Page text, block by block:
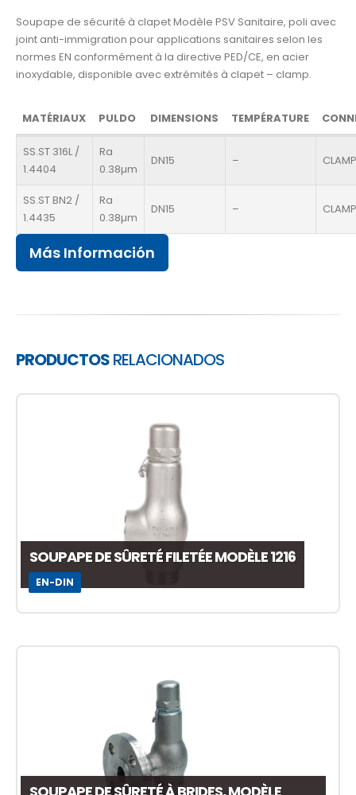
Soupape de sécurité à clapet Modèle PSV Sanitaire, poli avec
joint anti-immigration pour applications sanitaires selon les
normes EN conformément à la directive PED/CE, en acier
inoxydable, disponible avec extrémités à clapet – clamp.
MATÉRIAUX PULDO DIMENSIONS TEMPÉRATURE
SS.ST 316L /
1.4404
Ra
0.38µm
DN15 –
SS.ST BN2 /
1.4435
Ra
0.38µm
DN15 –
Más Información
PRODUCTOSRELACIONADOS
SOUPAPE DE SÛRETÉ FILETÉE MODÈLE 1216
EN-DIN